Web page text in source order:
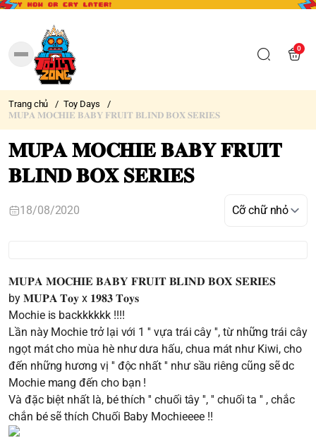
0
Trang chủ / Toy Days
/
𝐌𝐔𝐏𝐀 𝐌𝐎𝐂𝐇𝐈𝐄 𝐁𝐀𝐁𝐘 𝐅𝐑𝐔𝐈𝐓 𝐁𝐋𝐈𝐍𝐃 𝐁𝐎𝐗 𝐒𝐄𝐑𝐈𝐄𝐒
𝐌𝐔𝐏𝐀 𝐌𝐎𝐂𝐇𝐈𝐄 𝐁𝐀𝐁𝐘 𝐅𝐑𝐔𝐈𝐓
𝐁𝐋𝐈𝐍𝐃 𝐁𝐎𝐗 𝐒𝐄𝐑𝐈𝐄𝐒
18/08/2020
𝐌𝐔𝐏𝐀 𝐌𝐎𝐂𝐇𝐈𝐄 𝐁𝐀𝐁𝐘 𝐅𝐑𝐔𝐈𝐓 𝐁𝐋𝐈𝐍𝐃 𝐁𝐎𝐗 𝐒𝐄𝐑𝐈𝐄𝐒
by 𝐌𝐔𝐏𝐀 𝐓𝐨𝐲 x 𝟏𝟗𝟖𝟑 𝐓𝐨𝐲𝐬
Mochie is backkkkkk !!!!
Lần này Mochie trở lại với 1 '' vựa trái cây '', từ những trái cây
ngọt mát cho mùa hè như dưa hấu, chua mát như Kiwi, cho
đến những hương vị '' độc nhất '' như sầu riêng cũng sẽ dc
Mochie mang đến cho bạn !
Và đặc biệt nhất là, bé thích '' chuối tây '', '' chuối ta '' , chắc
chắn bé sẽ thích Chuối Baby Mochieeee !!